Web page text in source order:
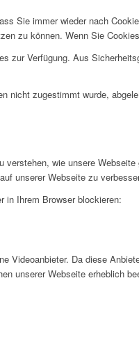
Sie immer wieder nach
zu können. Wenn Sie
Verfügung. Aus
zugestimmt wurde,
wie unsere
unserer Webseite zu
in Ihrem Browser blockieren:
Da diese
unserer Webseite erheblich